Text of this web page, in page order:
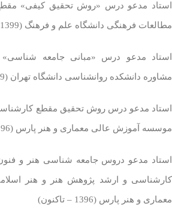
استاد مدعو درس «روش تحقیق کیفی»
مطالعات فرهنگی دانشگاه علم و فرهنگ (1399 – 1401)
استاد مدعو درس «مبانی جامعه
مشاوره دانشکده روانشناسی دانشگاه تهران (1399 – 1400)
استاد مدعو درس روش تحقیق مقطع
موسسه آموزش عالی معماری و هنر پارس (1396 – تاکنون)
استاد مدعو دروس جامعه شناسی هنر و
کارشناسی و ارشد پژوهش هنر و هنر
معماری و هنر پارس (1396 – تاکنون)